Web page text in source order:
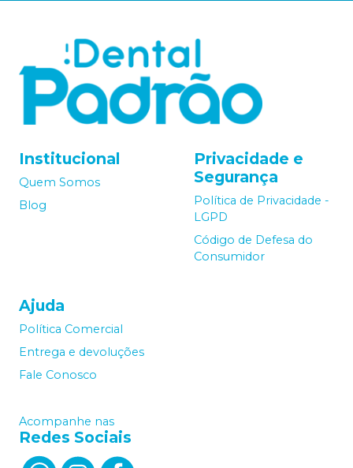
Institucional
Quem Somos
Blog
Privacidade e
Segurança
Política de Privacidade -
LGPD
Código de Defesa do
Consumidor
Ajuda
Política Comercial
Entrega e devoluções
Fale Conosco
Acompanhe nas
Redes Sociais